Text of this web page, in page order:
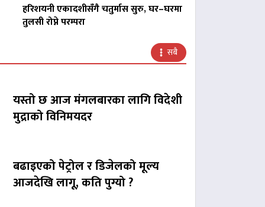
हरिशयनी एकादशीसँगै चतुर्मास सुरु, घर–घरमा
तुलसी रोप्ने परम्परा
सबै
यस्तो छ आज मंगलबारका लागि विदेशी
मुद्राको विनिमयदर
बढाइएको पेट्रोल र डिजेलको मूल्य
आजदेखि लागू, कति पुग्यो ?